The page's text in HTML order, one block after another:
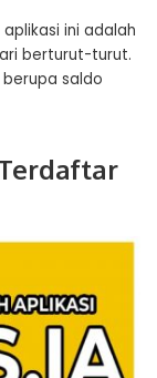
ini adalah
berturut-turut.
berupa saldo